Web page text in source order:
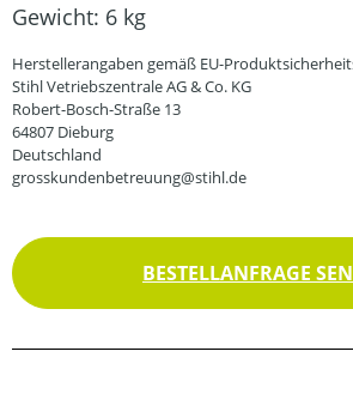
Gewicht: 6 kg
Herstellerangaben gemäß EU-
Stihl Vetriebszentrale AG & Co. KG
Robert-Bosch-Straße 13
64807 Dieburg
Deutschland
grosskundenbetreuung@stihl.de
BESTELLANFRAGE